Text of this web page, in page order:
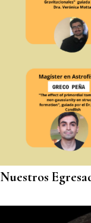
Nuestros